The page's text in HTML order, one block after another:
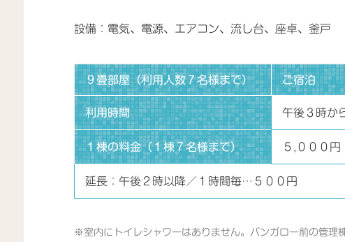
設備：電気、電源、エアコン、流し台、座卓、釜戸
９畳部屋（利用人数７名様まで） ご宿泊
利用時間 午後３時か
１棟の料金（１棟７名様まで） ５,０００円
延長：午後２時以降／１時間毎…５００円
※室内にトイレシャワーはありません。バンガロー前の管理